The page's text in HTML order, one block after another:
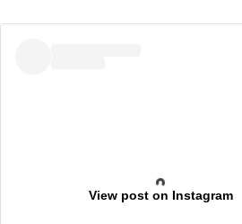
View post on Instagram